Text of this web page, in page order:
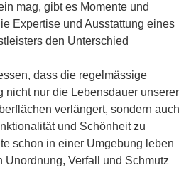
mag, gibt es Momente und
Expertise und Ausstattung eines
den Unterschied
dass die regelmässige
nicht nur die Lebensdauer unserer
verlängert, sondern auch
und Schönheit zu
schon in einer Umgebung leben
Unordnung, Verfall und Schmutz